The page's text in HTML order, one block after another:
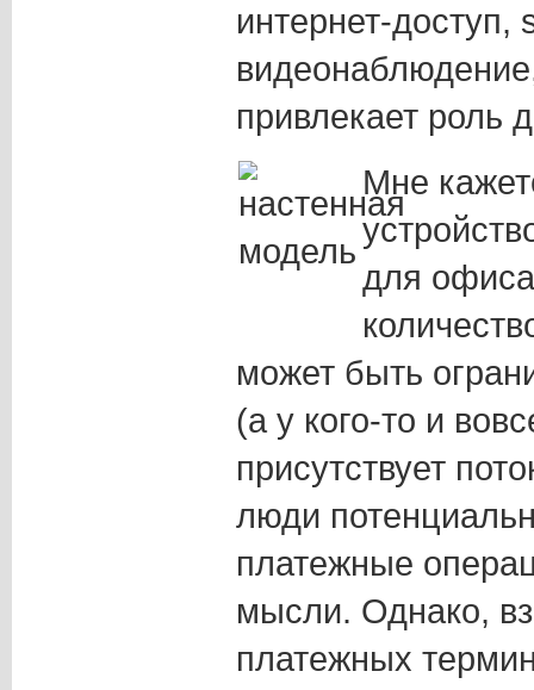
интернет-доступ,
привлекает роль
Мне
для
может быть
(а у кого-то и
присутствует
люди
платежные
мысли. Однако,
платежных